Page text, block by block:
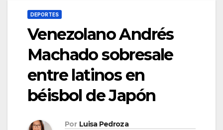
DEPORTES
Venezolano Andrés
Machado sobresale
entre latinos en
béisbol de Japón
Por Luisa Pedroza